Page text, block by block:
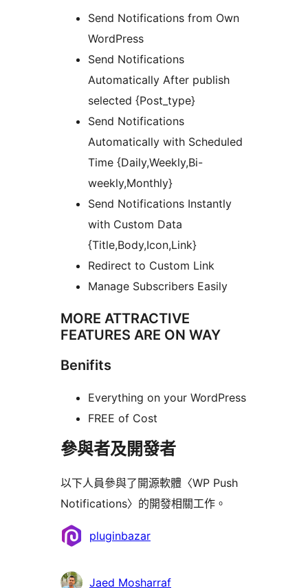
Send Notifications from Own
WordPress
Send Notifications
Automatically After publish
selected {Post_type}
Send Notifications
Automatically with Scheduled
Time {Daily,Weekly,Bi-
weekly,Monthly}
Send Notifications Instantly
with Custom Data
{Title,Body,Icon,Link}
Redirect to Custom Link
Manage Subscribers Easily
MORE ATTRACTIVE
FEATURES ARE ON WAY
Benifits
Everything on your WordPress
FREE of Cost
參與者及開發者
以下人員參與了開源軟體〈WP Push
Notifications〉的開發相關工作。
參
者
pluginbazar
Jaed Mosharraf